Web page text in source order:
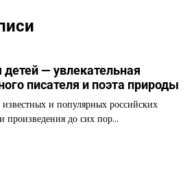
— увлекательная
писателя и поэта природы
и популярных российских
произведения до сих пор…